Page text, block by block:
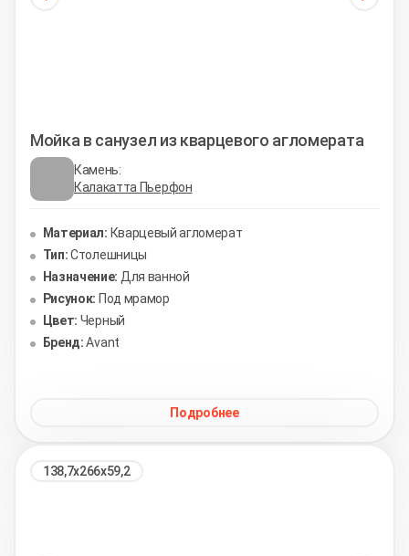
Мойка в санузел из кварцевого агломерата
Камень:
Калакатта Пьерфон
Материал: Кварцевый агломерат
Тип:Столешницы
Назначение: Для ванной
Рисунок: Под мрамор
Цвет: Черный
Бренд: Avant
Подробнее
138,7х266х59,2